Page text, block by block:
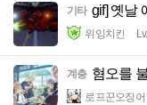
기타 gif] 옛날
위잉치킨
계층 혐오를
로프꾼오징어